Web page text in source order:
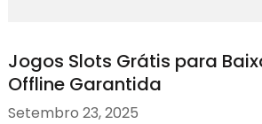
Jogos Slots Grátis para
Offline Garantida
Setembro 23, 2025